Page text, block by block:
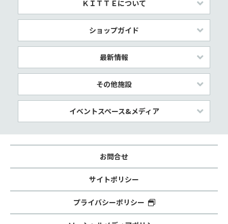
ＫＩＴＴＥについて
ショップガイド
最新情報
その他施設
イベントスペース&メディア
お問合せ
サイトポリシー
プライバシーポリシー